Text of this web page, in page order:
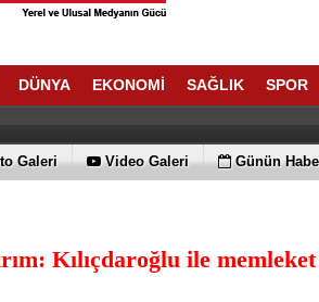
DÜNYA EKONOMİ SAĞLIK SPOR
Galeri Video Galeri Günün
Kılıçdaroğlu ile